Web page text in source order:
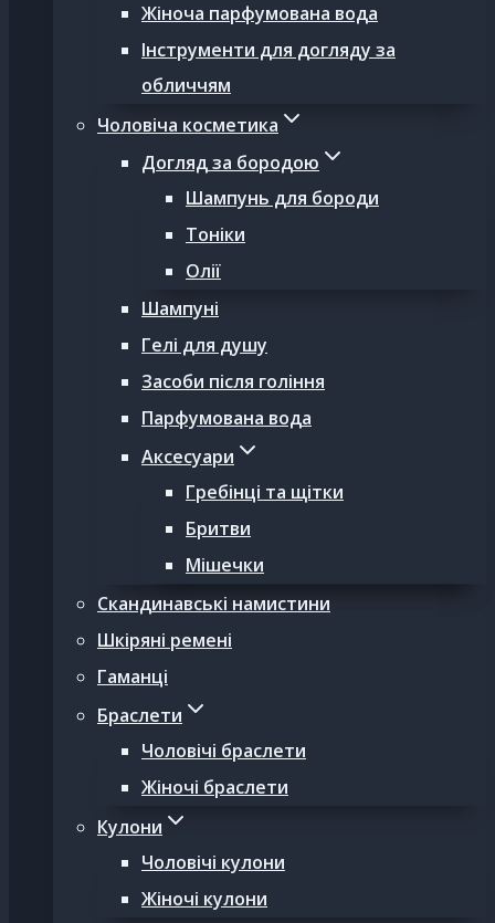
Жіноча парфумована вода
Інструменти для догляду за
обличчям
Чоловіча косметика
Догляд за бородою
Шампунь для бороди
Тоніки
Олії
Шампуні
Гелі для душу
Засоби після гоління
Парфумована вода
Аксесуари
Гребінці та щітки
Бритви
Мішечки
Скандинавські намистини
Шкіряні ремені
Гаманці
Браслети
Чоловічі браслети
Жіночі браслети
Кулони
Чоловічі кулони
Жіночі кулони